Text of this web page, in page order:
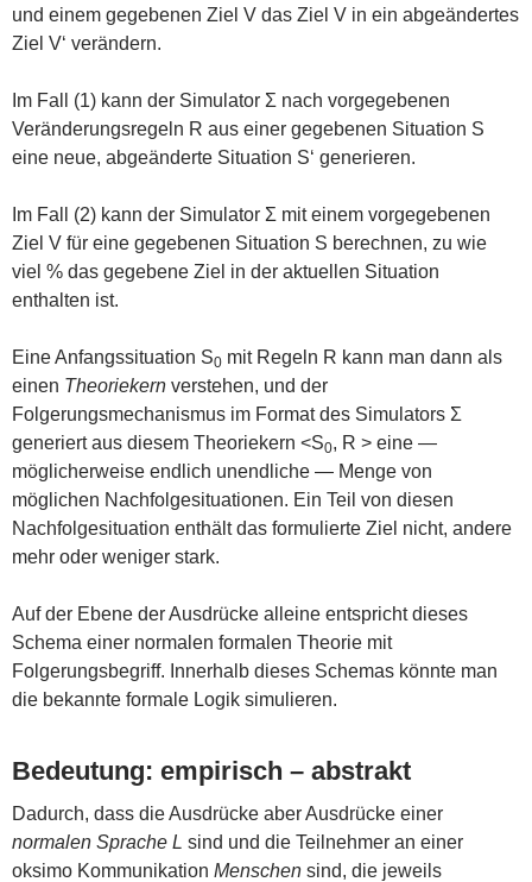
und einem gegebenen Ziel V das Ziel V in ein abgeändertes
Ziel V‘ verändern.
Im Fall (1) kann der Simulator Σ nach vorgegebenen
Veränderungsregeln R aus einer gegebenen Situation S
eine neue, abgeänderte Situation S‘ generieren.
Im Fall (2) kann der Simulator Σ mit einem vorgegebenen
Ziel V für eine gegebenen Situation S berechnen, zu wie
viel % das gegebene Ziel in der aktuellen Situation
enthalten ist.
Eine Anfangssituation S0 mit Regeln R kann man dann als
einen Theoriekern verstehen, und der
Folgerungsmechanismus im Format des Simulators Σ
generiert aus diesem Theoriekern <S0, R > eine —
möglicherweise endlich unendliche — Menge von
möglichen Nachfolgesituationen. Ein Teil von diesen
Nachfolgesituation enthält das formulierte Ziel nicht, andere
mehr oder weniger stark.
Auf der Ebene der Ausdrücke alleine entspricht dieses
Schema einer normalen formalen Theorie mit
Folgerungsbegriff. Innerhalb dieses Schemas könnte man
die bekannte formale Logik simulieren.
Bedeutung: empirisch – abstrakt
Dadurch, dass die Ausdrücke aber Ausdrücke einer
normalen Sprache L sind und die Teilnehmer an einer
oksimo Kommunikation Menschen sind, die jeweils